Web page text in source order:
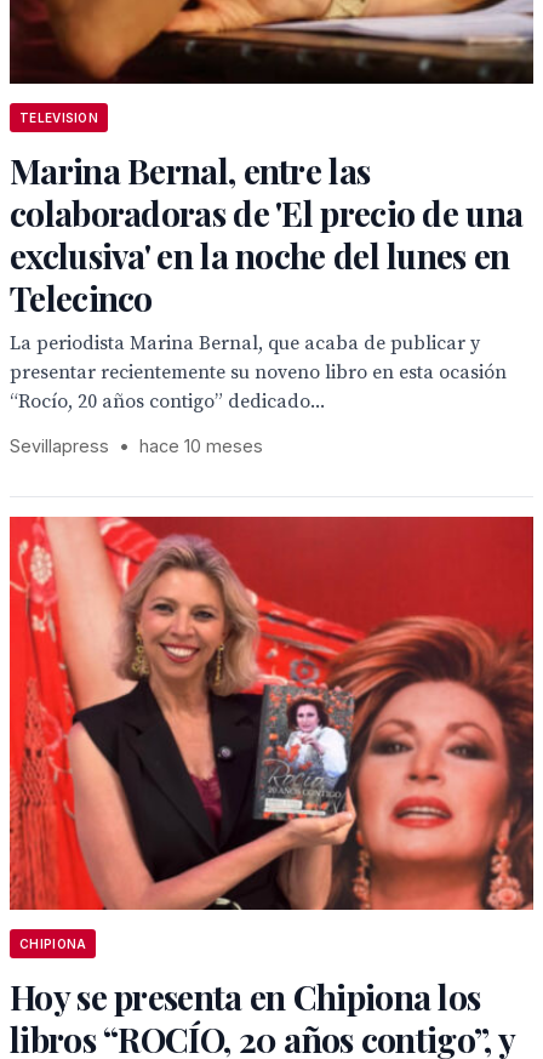
TELEVISION
Marina Bernal, entre las
colaboradoras de 'El precio de una
exclusiva' en la noche del lunes en
Telecinco
La periodista Marina Bernal, que acaba de publicar y
presentar recientemente su noveno libro en esta ocasión
“Rocío, 20 años contigo” dedicado...
Sevillapress • hace 10 meses
CHIPIONA
Hoy se presenta en Chipiona los
libros “ROCÍO, 20 años contigo”, y